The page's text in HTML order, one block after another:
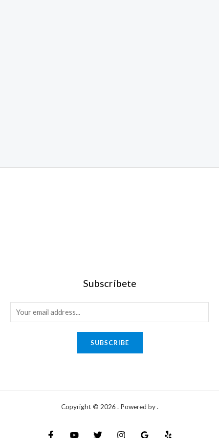
Subscríbete
SUBSCRIBE
Copyright © 2026 . Powered by .